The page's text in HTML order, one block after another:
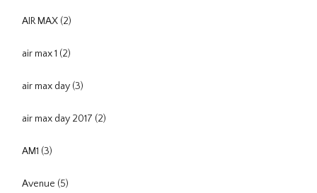
AIR MAX (2)
air max 1 (2)
air max day (3)
air max day 2017 (2)
AM1 (3)
Avenue (5)